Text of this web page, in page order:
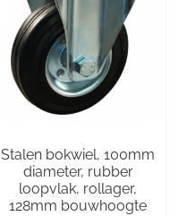
Stalen bokwiel, 100mm
diameter, rubber
loopvlak, rollager,
128mm bouwhoogte